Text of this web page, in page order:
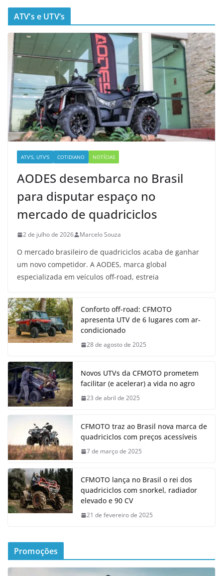
ATV’s e UTV’s
ATV'S, UTV'S COTIDIANO NOTÍCIAS
AODES desembarca no Brasil
para disputar espaço no
mercado de quadriciclos
2 de julho de 2026 Marcelo Souza
O mercado brasileiro de quadriciclos acaba de ganhar
um novo competidor. A AODES, marca global
especializada em veículos off-road, estreia
Conforto off-road: CFMOTO
apresenta UTV de 6 lugares com ar-
condicionado
28 de agosto de 2025
Novos UTVs da CFMOTO prometem
facilitar (e acelerar) a vida no agro
23 de abril de 2025
CFMOTO traz ao Brasil nova marca de
quadriciclos com preços acessíveis
7 de março de 2025
CFMOTO lança no Brasil o rei dos
quadriciclos com snorkel, radiador
elevado e 90 CV
21 de fevereiro de 2025
Promoções